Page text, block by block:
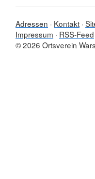
Adressen Kontakt
Impressum
RSS-Feed
© 2026 Ortsverein